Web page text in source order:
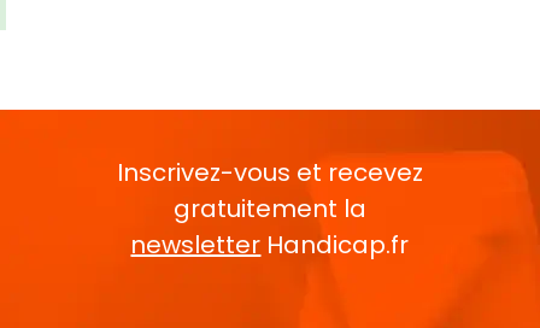
Inscrivez-vous et recevez
gratuitement la
newsletter Handicap.fr